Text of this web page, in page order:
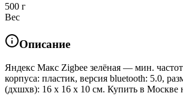
500 г
Вес
Описание
Яндекс Макс Zigbee зелёная — мин.
корпуса: пластик, версия bluetooth: 5.0,
(дхшхв): 16 x 16 x 10 см. Купить в Москве